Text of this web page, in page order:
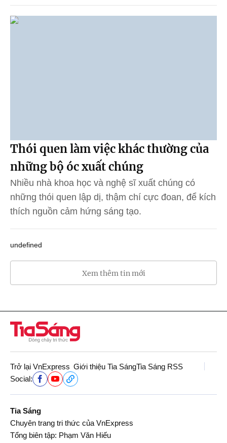
Thói quen làm việc khác thường của
những bộ óc xuất chúng
Nhiều nhà khoa học và nghệ sĩ xuất chúng có
những thói quen lập dị, thậm chí cực đoan, để kích
thích nguồn cảm hứng sáng tạo.
undefined
Xem thêm tin mới
Trở lại VnExpress Giới thiệu Tia SángTia Sáng RSS
Social:
Tia Sáng
Chuyên trang tri thức của VnExpress
Tổng biên tập: Phạm Văn Hiếu